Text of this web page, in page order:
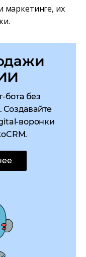
маркетинге, их
бота без
Создавайте
воронки